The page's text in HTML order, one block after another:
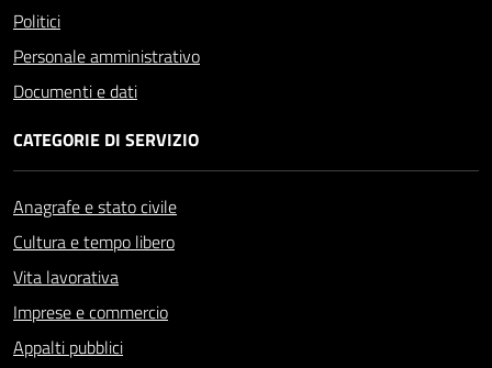
Politici
Personale amministrativo
Documenti e dati
CATEGORIE DI SERVIZIO
Anagrafe e stato civile
Cultura e tempo libero
Vita lavorativa
Imprese e commercio
Appalti pubblici